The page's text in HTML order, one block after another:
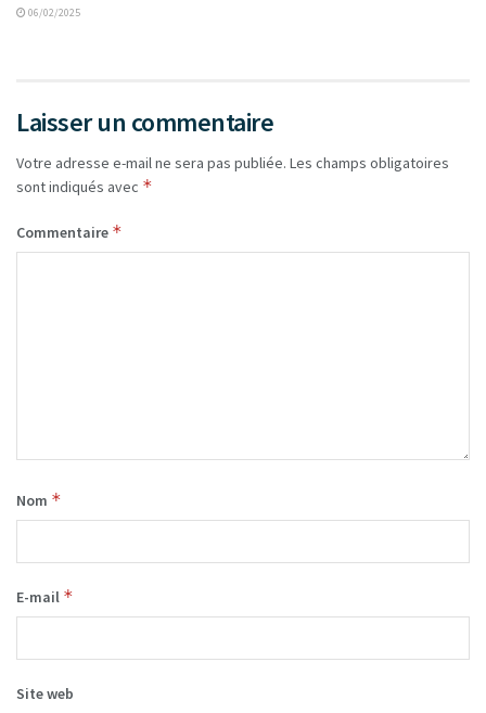
06/02/2025
Laisser un commentaire
Votre adresse e-mail ne sera pas publiée. Les champs obligatoires
sont indiqués avec *
Commentaire *
Nom *
E-mail *
Site web